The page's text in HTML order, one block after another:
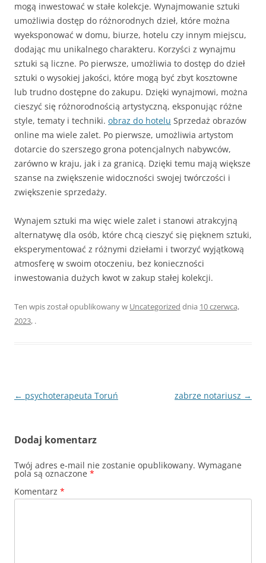
mogą inwestować w stałe kolekcje. Wynajmowanie sztuki
umożliwia dostęp do różnorodnych dzieł, które można
wyeksponować w domu, biurze, hotelu czy innym miejscu,
dodając mu unikalnego charakteru. Korzyści z wynajmu
sztuki są liczne. Po pierwsze, umożliwia to dostęp do dzieł
sztuki o wysokiej jakości, które mogą być zbyt kosztowne
lub trudno dostępne do zakupu. Dzięki wynajmowi, można
cieszyć się różnorodnością artystyczną, eksponując różne
style, tematy i techniki. obraz do hotelu Sprzedaż obrazów
online ma wiele zalet. Po pierwsze, umożliwia artystom
dotarcie do szerszego grona potencjalnych nabywców,
zarówno w kraju, jak i za granicą. Dzięki temu mają większe
szanse na zwiększenie widoczności swojej twórczości i
zwiększenie sprzedaży.
Wynajem sztuki ma więc wiele zalet i stanowi atrakcyjną
alternatywę dla osób, które chcą cieszyć się pięknem sztuki,
eksperymentować z różnymi dziełami i tworzyć wyjątkową
atmosferę w swoim otoczeniu, bez konieczności
inwestowania dużych kwot w zakup stałej kolekcji.
Ten wpis został opublikowany w Uncategorized dnia 10 czerwca,
2023, .
Nawigacja
← psychoterapeuta Toruń zabrze notariusz →
Dodaj komentarz
Twój adres e-mail nie zostanie opublikowany. Wymagane
pola są oznaczone *
Komentarz *